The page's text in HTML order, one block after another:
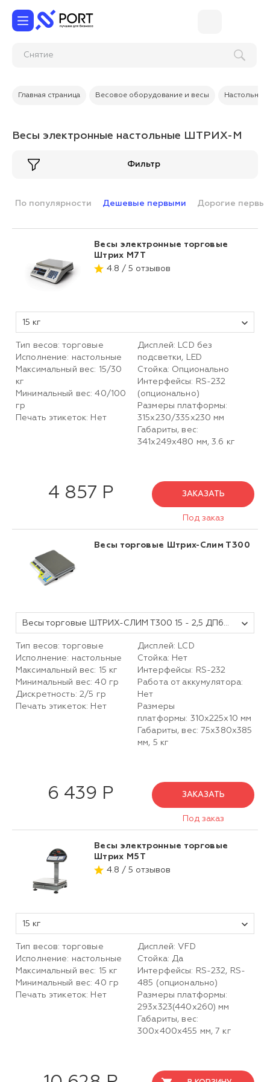
Сн
Главная страница Весовое оборудование и весы Настольные
Весы электронные настольные ШТРИХ-М
Фильтр
По популярности Дешевые первыми Дорогие
Весы электронные торговые
Штрих М7Т
4.8 / 5 отзывов
15 кг
Тип весов: торговые
Исполнение: настольные
Максимальный вес: 15/30
кг
Минимальный вес: 40/100
гр
Печать этикеток: Нет
Дисплей: LCD без
подсветки, LED
Стойка: Опционально
Интерфейсы: RS-232
(опционально)
Размеры платформы:
315х230/335х230 мм
Габариты, вес:
341х249х480 мм, 3.6 кг
4 857 Р ЗАКАЗАТЬ
Под заказ
Весы торговые Штрих-Слим Т300
Весы торговые ШТРИХ-СЛИМ Т300 15 - 2,5 ДП6.1 (LCD, без акк, без стойки, без интерфейсов, размер платформы 310х225х10)
Тип весов: торговые
Исполнение: настольные
Максимальный вес: 15 кг
Минимальный вес: 40 гр
Дискретность: 2/5 гр
Печать этикеток: Нет
Дисплей: LCD
Стойка: Нет
Интерфейсы: RS-232
Работа от аккумулятора:
Нет
Размеры
платформы: 310х225х10 мм
Габариты, вес: 75х380х385
мм, 5 кг
6 439 Р ЗАКАЗАТЬ
Под заказ
Весы электронные торговые
Штрих М5Т
4.8 / 5 отзывов
15 кг
Тип весов: торговые
Исполнение: настольные
Максимальный вес: 15 кг
Минимальный вес: 40 гр
Печать этикеток: Нет
Дисплей: VFD
Стойка: Да
Интерфейсы: RS-232, RS-
485 (опционально)
Размеры платформы:
293х323(440х260) мм
Габариты, вес:
300х400х455 мм, 7 кг